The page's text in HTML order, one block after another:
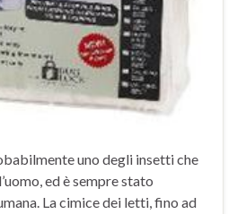
uno degli insetti che
ed è sempre stato
La cimice dei letti, fino ad